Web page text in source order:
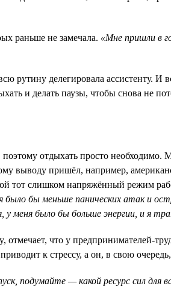
раньше не замечала. «Мне пришли в
делегировала ассистенту. И
и делать паузы, чтобы снова не
поэтому отдыхать просто
выводу пришёл, например,
тот слишком напряжённый режим
бы меньше панических атак и
меня было бы больше энергии, и я
что у предпринимателей-
к стрессу, а он, в свою
подумайте — какой ресурс сил для